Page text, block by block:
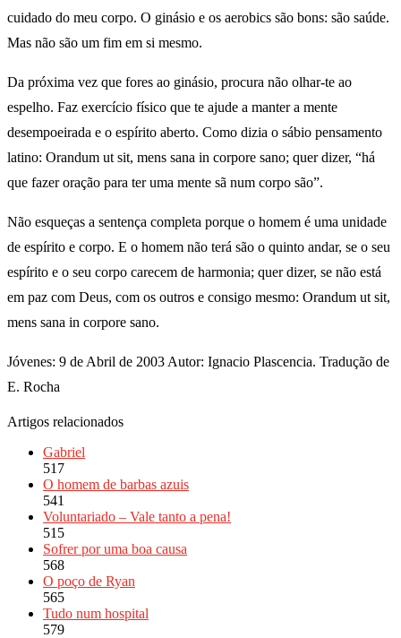
cuidado do meu corpo. O ginásio e os aerobics são bons: são saúde.
Mas não são um fim em si mesmo.
Da próxima vez que fores ao ginásio, procura não olhar-te ao
espelho. Faz exercício físico que te ajude a manter a mente
desempoeirada e o espírito aberto. Como dizia o sábio pensamento
latino: Orandum ut sit, mens sana in corpore sano; quer dizer, “há
que fazer oração para ter uma mente sã num corpo são”.
Não esqueças a sentença completa porque o homem é uma unidade
de espírito e corpo. E o homem não terá são o quinto andar, se o seu
espírito e o seu corpo carecem de harmonia; quer dizer, se não está
em paz com Deus, com os outros e consigo mesmo: Orandum ut sit,
mens sana in corpore sano.
Jóvenes: 9 de Abril de 2003 Autor: Ignacio Plascencia. Tradução de
E. Rocha
Artigos relacionados
Gabriel
517
O homem de barbas azuis
541
Voluntariado – Vale tanto a pena!
515
Sofrer por uma boa causa
568
O poço de Ryan
565
Tudo num hospital
579